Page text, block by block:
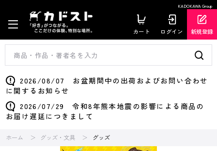
KADOKAWA Group
カート ログイン 新規登録
2026/08/07 お盆期間中の出荷およびお問い合わせ
に関するお知らせ
2026/07/29 令和8年熊本地震の影響による商品の
お届け遅延につきまして
ホーム グッズ・文具 グッズ